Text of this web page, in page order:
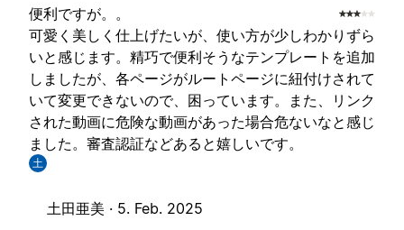
便利ですが。。
可愛く美しく仕上げたいが、使い方が少しわかりずら
いと感じます。精巧で便利そうなテンプレートを追加
しましたが、各ページがルートページに紐付けされて
いて変更できないので、困っています。また、リンク
された動画に危険な動画があった場合危ないなと感じ
ました。審査認証などあると嬉しいです。
土
土田亜美 · 5. Feb. 2025